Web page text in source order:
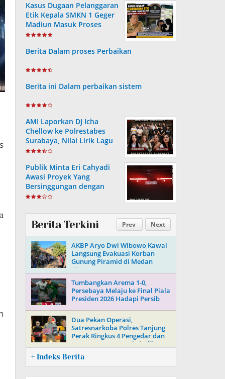
Kasus Dugaan Pelanggaran
Etik Kepala SMKN 1 Geger
Madiun Masuk Proses
Disdik Jatim
Berita Dalam proses Perbaikan
Berita ini Dalam perbaikan sistem
AMI Laporkan DJ Icha
Chellow ke Polrestabes
Surabaya, Nilai Lirik Lagu
Berpotensi Merusak Moral
Publik Minta Eri Cahyadi
Awasi Proyek Yang
Bersinggungan dengan
Aset Telkom di Surabaya
Prev Next
Berita Terkini
AKBP Aryo Dwi Wibowo Kawal
Langsung Evakuasi Korban
Gunung Piramid di Medan
Ekstrem
Tumbangkan Arema 1-0,
Persebaya Melaju ke Final Piala
Presiden 2026 Hadapi Persib
Dua Pekan Operasi,
Satresnarkoba Polres Tanjung
Perak Ringkus 4 Pengedar dan
Putus 3 Mata Rantai Sindikat
Sabu-Ekstasi
+ Indeks Berita